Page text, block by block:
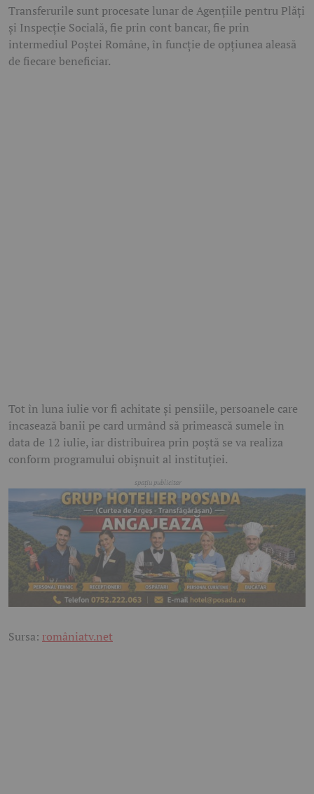
Transferurile sunt procesate lunar de Agențiile pentru Plăți
și Inspecție Socială, fie prin cont bancar, fie prin
intermediul Poștei Române, în funcție de opțiunea aleasă
de fiecare beneficiar.
Tot în luna iulie vor fi achitate și pensiile, persoanele care
încasează banii pe card urmând să primească sumele în
data de 12 iulie, iar distribuirea prin poștă se va realiza
conform programului obișnuit al instituției.
Sursa: româniatv.net